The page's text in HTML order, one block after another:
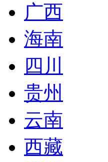
广西
海南
四川
贵州
云南
西藏